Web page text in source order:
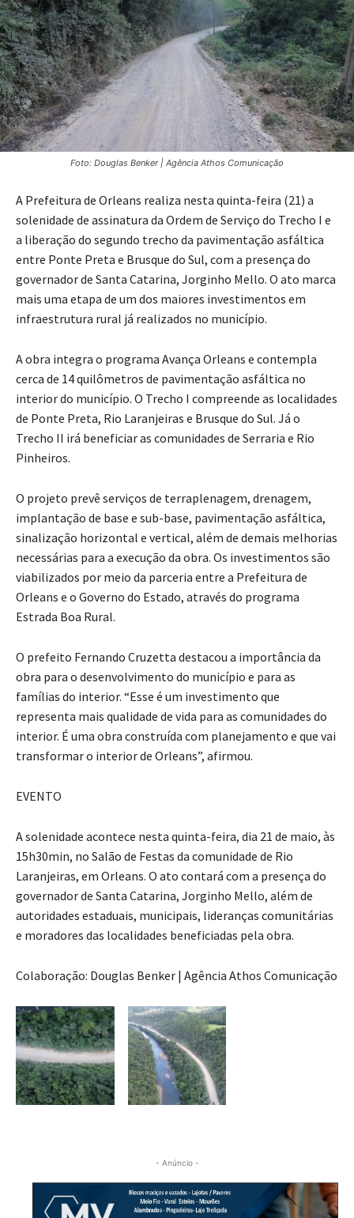
Foto: Douglas Benker | Agência Athos Comunicação
A Prefeitura de Orleans realiza nesta quinta-feira (21) a
solenidade de assinatura da Ordem de Serviço do Trecho I e
a liberação do segundo trecho da pavimentação asfáltica
entre Ponte Preta e Brusque do Sul, com a presença do
governador de Santa Catarina, Jorginho Mello. O ato marca
mais uma etapa de um dos maiores investimentos em
infraestrutura rural já realizados no município.
A obra integra o programa Avança Orleans e contempla
cerca de 14 quilômetros de pavimentação asfáltica no
interior do município. O Trecho I compreende as localidades
de Ponte Preta, Rio Laranjeiras e Brusque do Sul. Já o
Trecho II irá beneficiar as comunidades de Serraria e Rio
Pinheiros.
O projeto prevê serviços de terraplenagem, drenagem,
implantação de base e sub-base, pavimentação asfáltica,
sinalização horizontal e vertical, além de demais melhorias
necessárias para a execução da obra. Os investimentos são
viabilizados por meio da parceria entre a Prefeitura de
Orleans e o Governo do Estado, através do programa
Estrada Boa Rural.
O prefeito Fernando Cruzetta destacou a importância da
obra para o desenvolvimento do município e para as
famílias do interior. “Esse é um investimento que
representa mais qualidade de vida para as comunidades do
interior. É uma obra construída com planejamento e que vai
transformar o interior de Orleans”, afirmou.
EVENTO
A solenidade acontece nesta quinta-feira, dia 21 de maio, às
15h30min, no Salão de Festas da comunidade de Rio
Laranjeiras, em Orleans. O ato contará com a presença do
governador de Santa Catarina, Jorginho Mello, além de
autoridades estaduais, municipais, lideranças comunitárias
e moradores das localidades beneficiadas pela obra.
Colaboração: Douglas Benker | Agência Athos Comunicação
- Anúncio -